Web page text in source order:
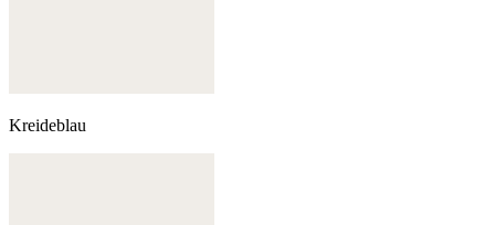
Kreideblau